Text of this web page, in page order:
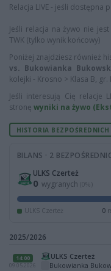
Relacja LIVE - jeśli dostępna
Jeśli relacja na żywo nie
TWK (tylko wynik końcowy)
Poniżej znajdziesz również
vs. Bukowianka
kolejki - Krosno > Klasa B,
Jeśli interesują Cię relacje
stronę wyniki na żywo
HISTORIA
BILANS · 2
ULKS Czerteż
0 wygranych (0%)
ULKS Czerteż 0
2025/2026
14:00
09.05.2026
ULKS Czerteż
Bukowianka